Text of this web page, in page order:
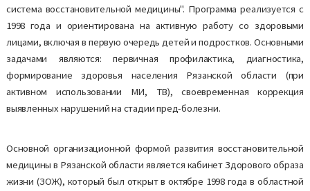
система восстановительной медицины". Программа реализуется с
1998 года и ориентирована на активную работу со здоровыми
лицами, включая в первую очередь детей и подростков. Основными
задачами являются: первичная профилактика, диагностика,
формирование здоровья населения Рязанской области (при
активном использовании МИ, ТВ), своевременная коррекция
выявленных нарушений на стадии пред-болезни.
Основной организационной формой развития восстановительной
медицины в Рязанской области является кабинет Здорового образа
жизни (ЗОЖ), который был открыт в октябре 1998 года в областной